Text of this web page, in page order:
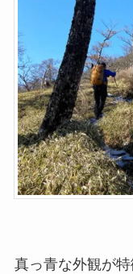
真っ青な外観が